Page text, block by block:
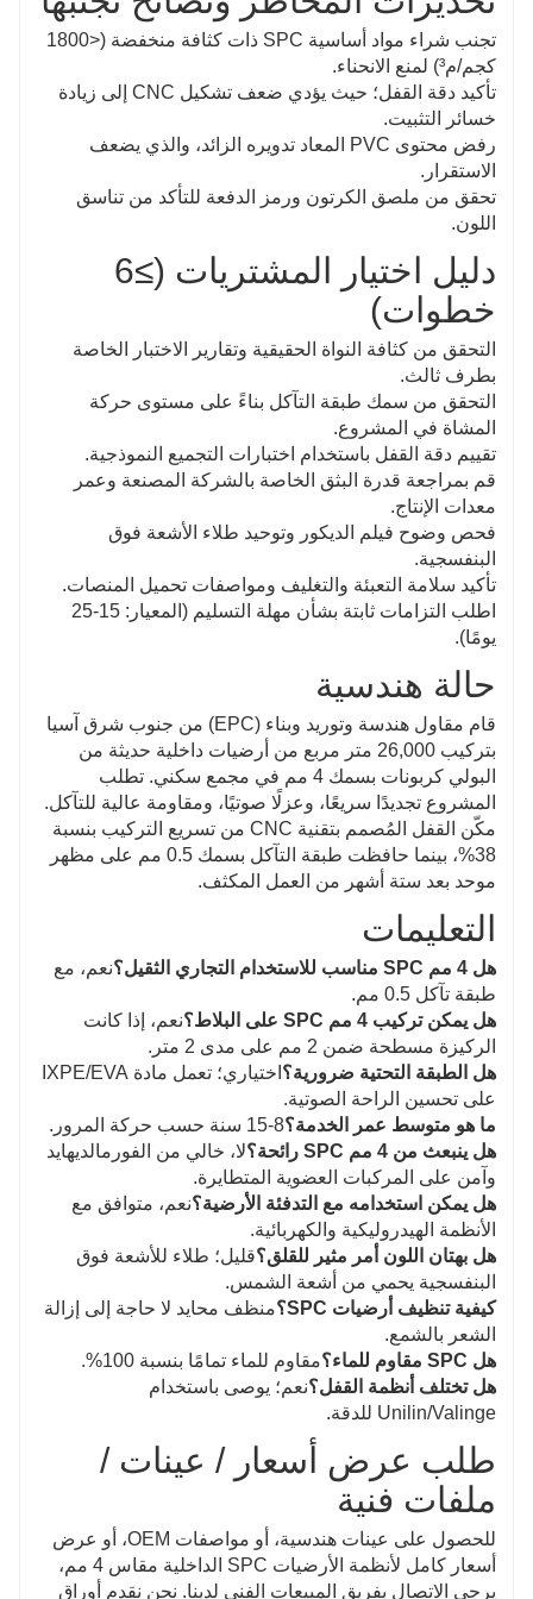
تجنب شراء مواد أساسية SPC ذات كثافة منخفضة (<1800
كجم/م³) لمنع الانحناء.
تأكيد دقة القفل؛ حيث يؤدي ضعف تشكيل CNC إلى زيادة
خسائر التثبيت.
رفض محتوى PVC المعاد تدويره الزائد، والذي يضعف
الاستقرار.
تحقق من ملصق الكرتون ورمز الدفعة للتأكد من تناسق
اللون.
دليل اختيار المشتريات (≥6
خطوات)
التحقق من كثافة النواة الحقيقية وتقارير الاختبار الخاصة
بطرف ثالث.
التحقق من سمك طبقة التآكل بناءً على مستوى حركة
المشاة في المشروع.
تقييم دقة القفل باستخدام اختبارات التجميع النموذجية.
قم بمراجعة قدرة البثق الخاصة بالشركة المصنعة وعمر
معدات الإنتاج.
فحص وضوح فيلم الديكور وتوحيد طلاء الأشعة فوق
البنفسجية.
تأكيد سلامة التعبئة والتغليف ومواصفات تحميل المنصات.
اطلب التزامات ثابتة بشأن مهلة التسليم (المعيار: 15-25
يومًا).
حالة هندسية
قام مقاول هندسة وتوريد وبناء (EPC) من جنوب شرق آسيا
بتركيب 26,000 متر مربع من أرضيات داخلية حديثة من
البولي كربونات بسمك 4 مم في مجمع سكني. تطلب
المشروع تجديدًا سريعًا، وعزلًا صوتيًا، ومقاومة عالية للتآكل.
مكّن القفل المُصمم بتقنية CNC من تسريع التركيب بنسبة
38%، بينما حافظت طبقة التآكل بسمك 0.5 مم على مظهر
موحد بعد ستة أشهر من العمل المكثف.
التعليمات
هل 4 مم SPC مناسب للاستخدام التجاري الثقيل؟
نعم، مع
طبقة تآكل 0.5 مم.
هل يمكن تركيب 4 مم SPC على البلاط؟
نعم، إذا كانت
الركيزة مسطحة ضمن 2 مم على مدى 2 متر.
هل الطبقة التحتية ضرورية؟
اختياري؛ تعمل مادة IXPE/EVA
على تحسين الراحة الصوتية.
ما هو متوسط ​​عمر الخدمة؟8-15 سنة حسب حركة المرور.
هل ينبعث من 4 مم SPC رائحة؟
لا، خالي من الفورمالديهايد
وآمن على المركبات العضوية المتطايرة.
هل يمكن استخدامه مع التدفئة الأرضية؟نعم، متوافق مع
الأنظمة الهيدروليكية والكهربائية.
هل بهتان اللون أمر مثير للقلق؟قليل؛ طلاء للأشعة فوق
البنفسجية يحمي من أشعة الشمس.
كيفية تنظيف أرضيات SPC؟
منظف ​​محايد لا حاجة إلى إزالة
الشعر بالشمع.
هل SPC مقاوم للماء؟
مقاوم للماء تمامًا بنسبة 100%.
هل تختلف أنظمة القفل؟نعم؛ يوصى باستخدام
Unilin/Valinge للدقة.
طلب عرض أسعار / عينات /
ملفات فنية
للحصول على عينات هندسية، أو مواصفات OEM، أو عرض
أسعار كامل لأنظمة الأرضيات SPC الداخلية مقاس 4 مم،
يرجى الاتصال بفريق المبيعات الفني لدينا. نحن نقدم أوراق